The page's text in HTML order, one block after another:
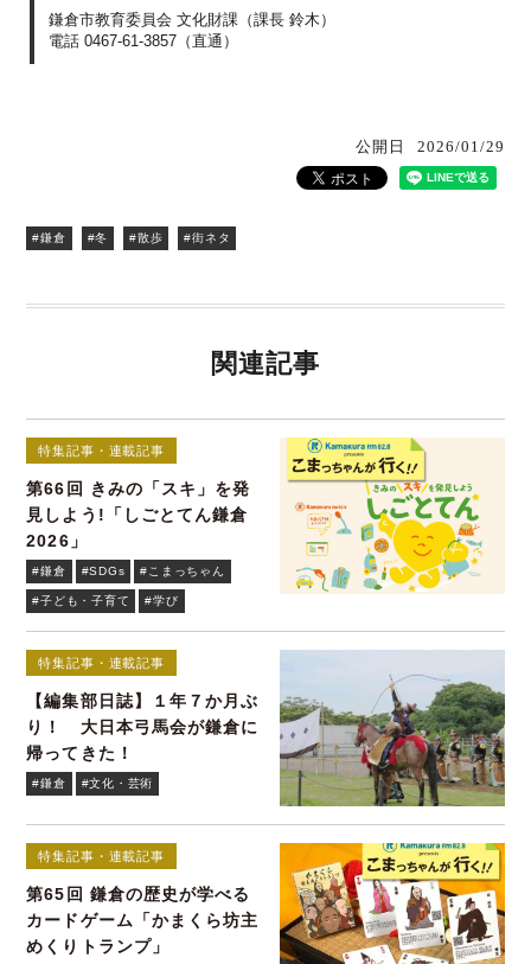
鎌倉市教育委員会 文化財課（課長 鈴木）
電話 0467-61-3857（直通）
公開日 2026/01/29
#鎌倉 #冬 #散歩 #街ネタ
関連記事
特集記事・連載記事
第66回 きみの「スキ」を発
見しよう!「しごとてん鎌倉
2026」
#鎌倉 #SDGs #こまっちゃん
#子ども・子育て #学び
特集記事・連載記事
【編集部日誌】１年７か月ぶ
り！ 大日本弓馬会が鎌倉に
帰ってきた！
#鎌倉 #文化・芸術
特集記事・連載記事
第65回 鎌倉の歴史が学べる
カードゲーム「かまくら坊主
めくりトランプ」